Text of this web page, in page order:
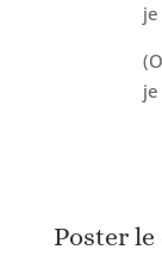
Poster